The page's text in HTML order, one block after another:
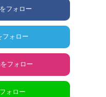
フォロー
フォロー
フォロー
ォロー